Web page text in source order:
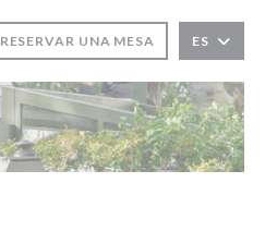
RESERVAR UNA MESA ES